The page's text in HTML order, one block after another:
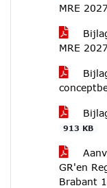
MRE 2027
MRE 2027
913 KB
GR'en
Brabant